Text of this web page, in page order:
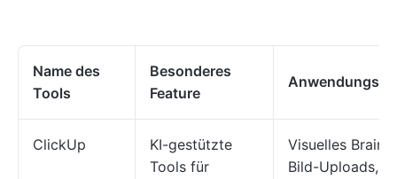
Name des
Tools
Besonderes
Feature
ClickUp
KI-gestützte
Tools für
Visuelles
Bild-Uploads,